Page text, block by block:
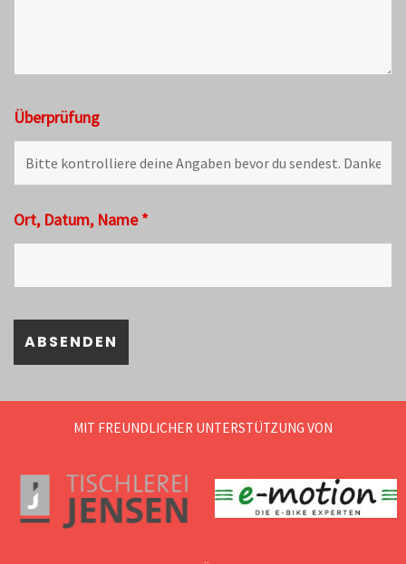
Überprüfung
Ort, Datum, Name*
MIT FREUNDLICHER UNTERSTÜTZUNG VON